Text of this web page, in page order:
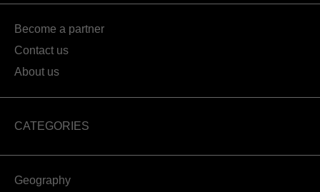
Become a partner
Contact us
About us
CATEGORIES
Geography